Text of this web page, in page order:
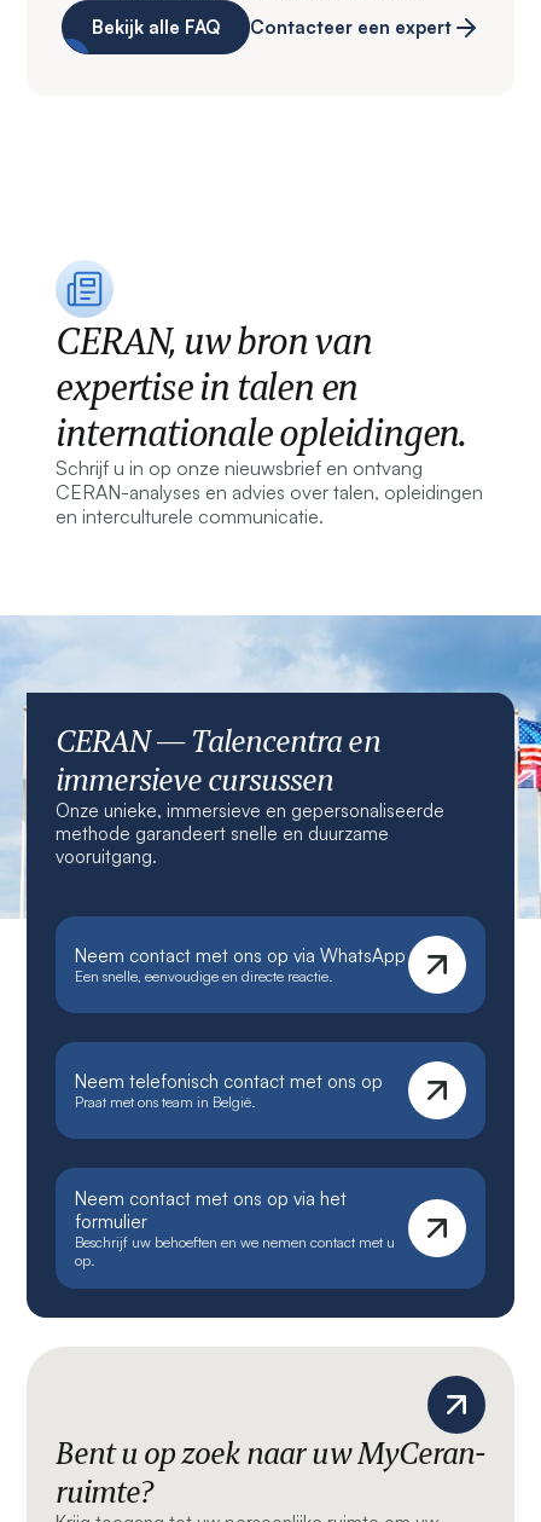
Bekijk alle FAQ
Contacteer een expert
CERAN, uw bron van
expertise in talen en
internationale opleidingen.
Schrijf u in op onze nieuwsbrief en ontvang
CERAN-analyses en advies over talen, opleidingen
en interculturele communicatie.
CERAN — Talencentra en
immersieve cursussen
Onze unieke, immersieve en gepersonaliseerde
methode garandeert snelle en duurzame
vooruitgang.
Neem contact met ons op via WhatsApp
Een snelle, eenvoudige en directe reactie.
Neem telefonisch contact met ons op
Praat met ons team in België.
Neem contact met ons op via het
formulier
Beschrijf uw behoeften en we nemen contact met u
op.
Bent u op zoek naar uw MyCeran-
ruimte?